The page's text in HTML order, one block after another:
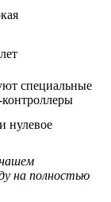
специальные
нулевое
на полностью